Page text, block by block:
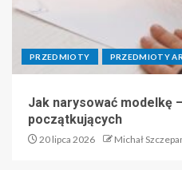
PRZEDMIOTY PRZEDMIOTY
Jak narysować modelkę
początkujących
20 lipca 2026 Michał